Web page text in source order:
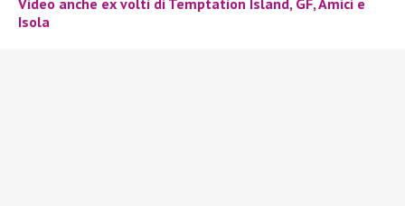
Video anche ex volti di Temptation Island, GF, Amici e
Isola